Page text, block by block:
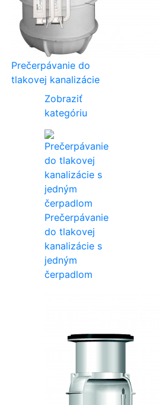
Prečerpávanie do
tlakovej kanalizácie
Zobraziť
kategóriu
Prečerpávanie
do tlakovej
kanalizácie s
jedným
čerpadlom